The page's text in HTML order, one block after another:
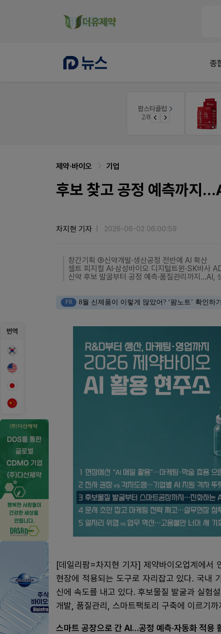
종
팜스타클럽
3/8 듀오락 스탑과 여름철 장질환 대응법
번역
제약·바이오 기업
후보 찾고 공정 예측까지
차지현 기자 2026-06-02 06:00:59
창간기획 ③신약개발·생산공정 전반에 AI 확산
셀트 피지컬 AI·삼성바이오 디지털트윈·SK바사
신약 후보 발굴부터 공정 예측·품질관리까지…AI,
PR 8월 신제품이 이렇게 많았어? ‘팜노트’ 확인하기
[데일리팜=차지현 기자] 제약바이오업계에서
현장에 적용되는 도구로 자리잡고 있다. 국내
신에 속도를 내고 있다. 후보물질 발굴과 실험
개발, 품질관리, 스마트팩토리 구축에 이르기
스마트 공장으로 간 AI…공정 예측·자동화 적용